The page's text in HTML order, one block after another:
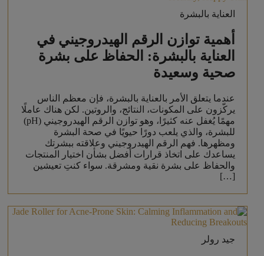
العناية بالبشرة
أهمية توازن الرقم الهيدروجيني في
العناية بالبشرة: الحفاظ على بشرة
صحية وسعيدة
عندما يتعلق الأمر بالعناية بالبشرة، فإن معظم الناس
يركّزون على المكونات، النتائج، والروتين. لكن هناك عاملًا
مهمًا يُغفل عنه كثيرًا، وهو توازن الرقم الهيدروجيني (pH)
للبشرة، والذي يلعب دورًا حيويًا في صحة البشرة
ومظهرها. فهم الرقم الهيدروجيني وعلاقته ببشرتك
يساعدك على اتخاذ قرارات أفضل بشأن اختيار المنتجات
والحفاظ على بشرة نقية ومشرقة. سواء كنتِ تعيشين
[…]
جيد رولر